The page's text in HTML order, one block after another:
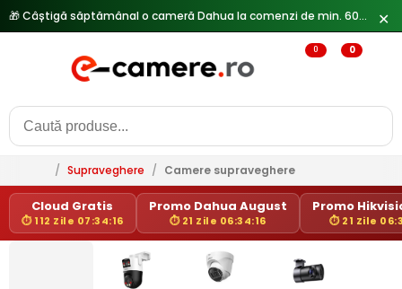
✕
0 0
/ Supraveghere / Camere supraveghere
Cloud Gratis
⏱ 112 Zile 07:34:16
Promo Dahua August
⏱ 21 Zile 06:34:16
Promo
⏱ 21 Zile